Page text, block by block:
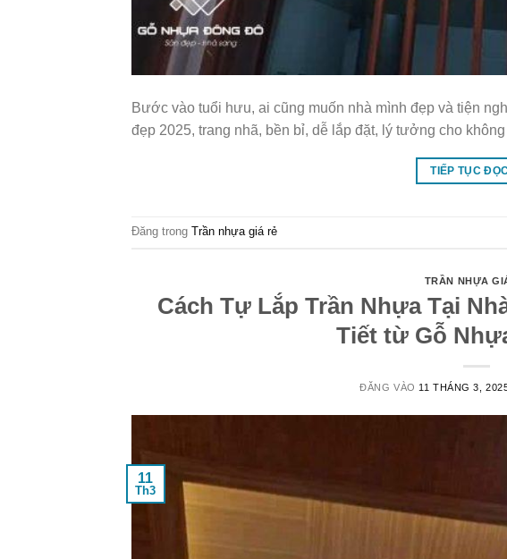
Bước vào tuổi hưu, ai cũng muốn nhà mình đẹp và tiện
đẹp 2025, trang nhã, bền bỉ, dễ lắp đặt, lý tưởng cho
TIẾP TỤC
Đăng trong Trần nhựa giá rẻ
TRẦN NHỰA
Cách Tự Lắp Trần Nhựa Tại
Tiết từ Gỗ
ĐĂNG VÀO 11 THÁNG 3,
11
Th3